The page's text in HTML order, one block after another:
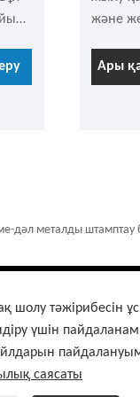
және
Ары
дәл металды штамптау
Мекенжай: А
Copyright ©
шолу тәжірибесін
үшін
саясаты